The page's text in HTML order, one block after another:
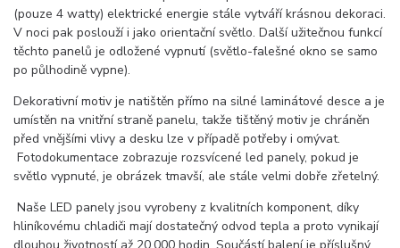
(pouze 4 watty) elektrické energie stále vytváří krásnou dekoraci.
V noci pak poslouží i jako orientační světlo. Další užitečnou funkcí
těchto panelů je odložené vypnutí (světlo-falešné okno se samo
po půlhodině vypne).
Dekorativní motiv je natištěn přímo na silné laminátové desce a je
umístěn na vnitřní straně panelu, takže tištěný motiv je chráněn
před vnějšími vlivy a desku lze v případě potřeby i omývat.
Fotodokumentace zobrazuje rozsvícené led panely, pokud je
světlo vypnuté, je obrázek tmavší, ale stále velmi dobře zřetelný.
Naše LED panely jsou vyrobeny z kvalitních komponent, díky
hliníkovému chladiči mají dostatečný odvod tepla a proto vynikají